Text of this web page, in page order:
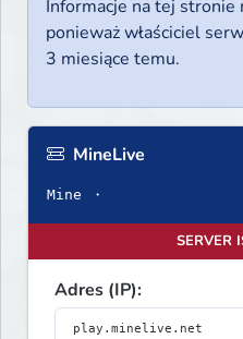
Informacje na tej stronie
ponieważ właściciel
3 miesiące temu.
MineLive
Mine ・
SERVER
Adres (IP):